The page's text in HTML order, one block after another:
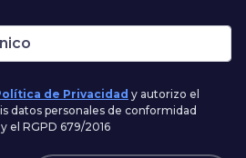
de Privacidad y autorizo el
datos personales de conformidad
el RGPD 679/2016